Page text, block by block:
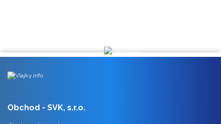
Obchod - SVK, s.r.o.